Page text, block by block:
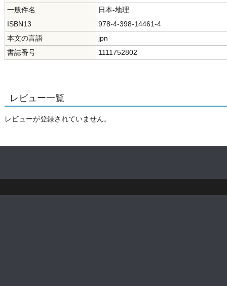
一般件名
日本-地理
ISBN13
978-4-398-14461-4
本文の言語
jpn
書誌番号
1111752802
レビュー一覧
レビューが登録されていません。